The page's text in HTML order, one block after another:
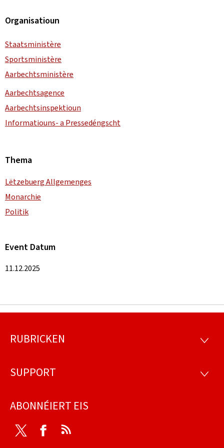
Organisatioun
Staatsministère
Sportsministère
Aarbechtsministère
Aarbechtsagence
Aarbechtsinspektioun
Informatiouns- a Pressedéngscht
Thema
Lëtzebuerg Allgemenges
Monarchie
Politik
Event Datum
11.12.2025
Fousszeil
RUBRICKEN
SUPPORT
ABONNÉIERT EIS
Twitter Facebook